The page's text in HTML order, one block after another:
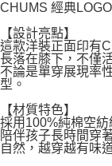
CHUMS 經典
【設計亮點】
這款洋裝正面印有
長落在膝下，不僅
不論是單穿展現率
型。
【材質特色】
採用100%純棉空
陪伴孩子長時間穿
自然，越穿越有味